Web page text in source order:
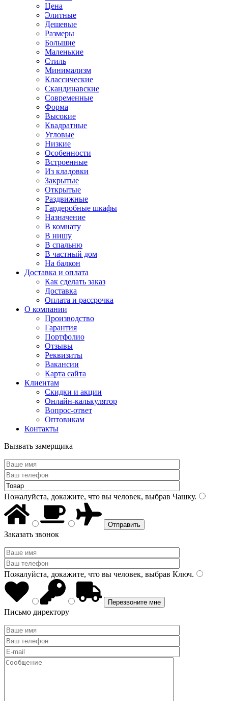
Цена
Элитные
Дешевые
Размеры
Большие
Маленькие
Стиль
Минимализм
Классические
Скандинавские
Современные
Форма
Высокие
Квадратные
Угловые
Низкие
Особенности
Встроенные
Из кладовки
Закрытые
Открытые
Раздвижные
Гардеробные шкафы
Назначение
В комнату
В нишу
В спальню
В частный дом
На балкон
Доставка и оплата
Как сделать заказ
Доставка
Оплата и рассрочка
О компании
Производство
Гарантия
Портфолио
Отзывы
Реквизиты
Вакансии
Карта сайта
Клиентам
Скидки и акции
Онлайн-калькулятор
Вопрос-ответ
Оптовикам
Контакты
Вызвать замерщика
Пожалуйста, докажите, что вы человек, выбрав Чашку.
Заказать звонок
Пожалуйста, докажите, что вы человек, выбрав Ключ.
Письмо директору